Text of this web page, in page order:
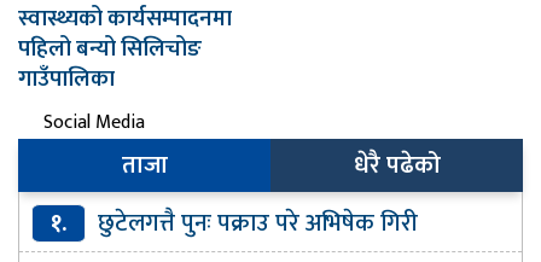
स्वास्थ्यको कार्यसम्पादनमा
पहिलो बन्यो सिलिचोङ
गाउँपालिका
Social Media
ताजा
धेरै पढेको
१.
छुटेलगत्तै पुनः पक्राउ परे अभिषेक गिरी